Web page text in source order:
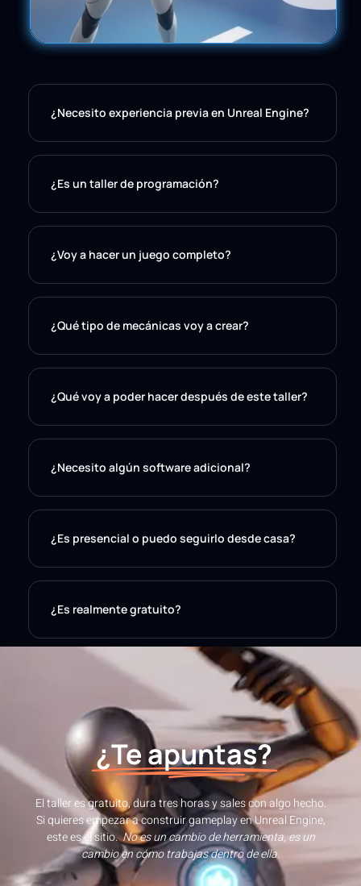
¿Necesito experiencia previa en Unreal Engine?
¿Es un taller de programación?
¿Voy a hacer un juego completo?
¿Qué tipo de mecánicas voy a crear?
¿Qué voy a poder hacer después de este taller?
¿Necesito algún software adicional?
¿Es presencial o puedo seguirlo desde casa?
¿Es realmente gratuito?
¿Te apuntas?
El taller es gratuito, dura tres horas y sales con algo hecho.
Si quieres empezar a construir gameplay en Unreal Engine,
este es el sitio.No es un cambio de herramienta, es un
cambio en cómo trabajas dentro de ella.